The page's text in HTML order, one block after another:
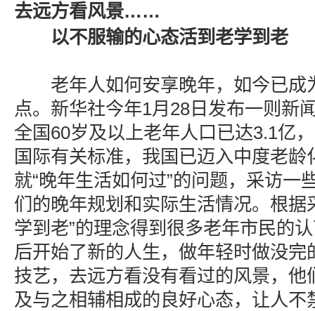
去远方看风景……
以不服输的心态活到老学到老
老年人如何安享晚年，如今已成
点。新华社今年1月28日发布一则新
全国60岁及以上老年人口已达3.1亿
国际有关标准，我国已迈入中度老
就“晚年生活如何过”的问题，采访一
们的晚年规划和实际生活情况。根据
学到老”的理念得到很多老年市民的
后开始了新的人生，做年轻时做没完
技艺，去远方看没有看过的风景，他
及与之相辅相成的良好心态，让人不